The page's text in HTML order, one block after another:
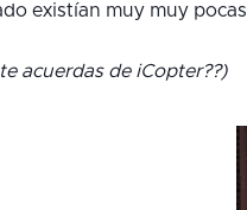
existían muy muy
acuerdas de iCopter??)